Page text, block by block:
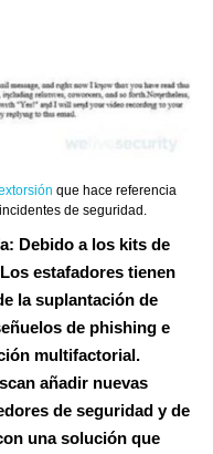
que hace referencia
de seguridad.
Debido a los kits de
estafadores tienen
la suplantación de
de phishing e
multifactorial.
añadir nuevas
de seguridad y de
una solución que